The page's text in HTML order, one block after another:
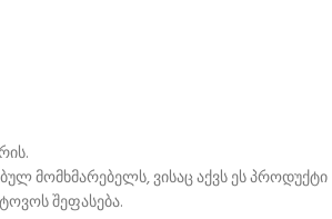
მომხმარებელს, ვისაც აქვს ეს პროდუქტი
შეფასება.